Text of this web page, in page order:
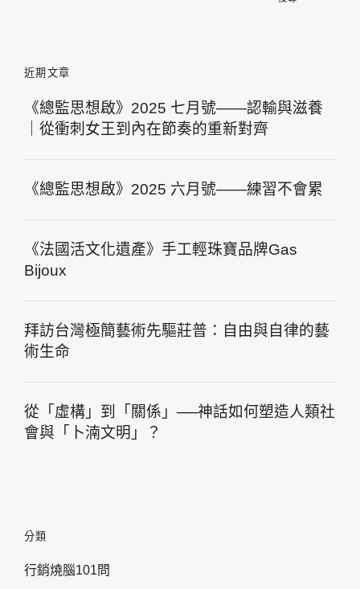
近期文章
《總監思想啟》2025 七月號——認輸與滋養
｜從衝刺女王到內在節奏的重新對齊
《總監思想啟》2025 六月號——練習不會累
《法國活文化遺產》手工輕珠寶品牌Gas
Bijoux
拜訪台灣極簡藝術先驅莊普：自由與自律的藝
術生命
從「虛構」到「關係」──神話如何塑造人類社
會與「卜湳文明」？
分類
行銷燒腦101問